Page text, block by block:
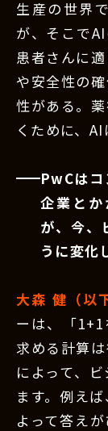
生産の世界
が、そこで
患者さんに
や安全性の
性がある。
くために、AI
PwCは
企業と
が、今、
うに変化
大森 健（以
ーは、「
求める計算
によって、
ます。例え
よって答え